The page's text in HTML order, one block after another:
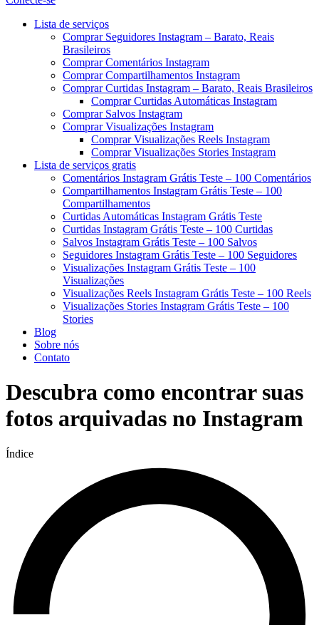
Menu
Lista de serviços
Comprar Seguidores Instagram – Barato, Reais
Brasileiros
Comprar Comentários Instagram
Comprar Compartilhamentos Instagram
Comprar Curtidas Instagram – Barato, Reais Brasileiros
Comprar Curtidas Automáticas Instagram
Comprar Salvos Instagram
Comprar Visualizações Instagram
Comprar Visualizações Reels Instagram
Comprar Visualizações Stories Instagram
Lista de serviços gratis
Comentários Instagram Grátis Teste – 100 Comentários
Compartilhamentos Instagram Grátis Teste – 100
Compartilhamentos
Curtidas Automáticas Instagram Grátis Teste
Curtidas Instagram Grátis Teste – 100 Curtidas
Salvos Instagram Grátis Teste – 100 Salvos
Seguidores Instagram Grátis Teste – 100 Seguidores
Visualizações Instagram Grátis Teste – 100
Visualizações
Visualizações Reels Instagram Grátis Teste – 100 Reels
Visualizações Stories Instagram Grátis Teste – 100
Stories
Blog
Sobre nós
Contato
Descubra como encontrar suas
fotos arquivadas no Instagram
Índice